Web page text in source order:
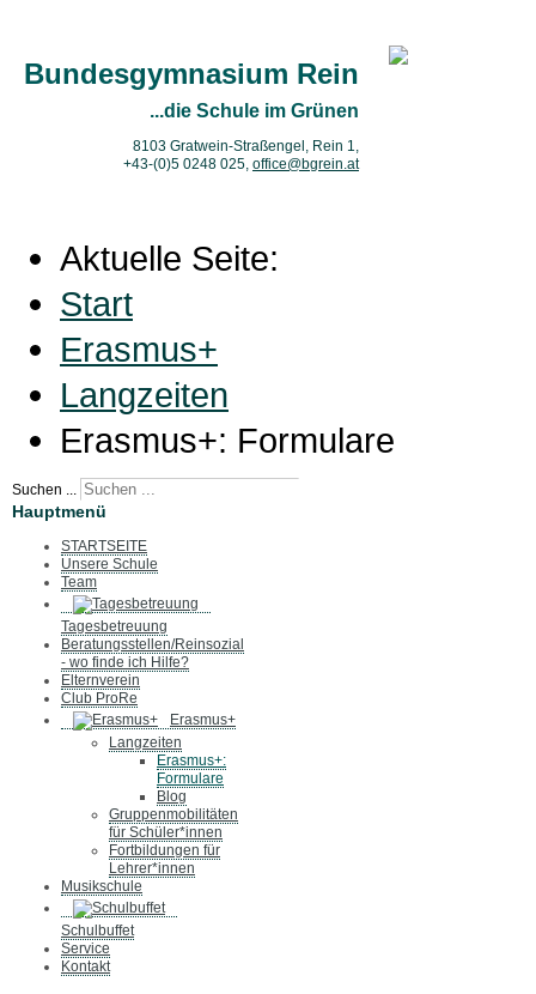
Bundesgymnasium Rein
...die Schule im Grünen
8103 Gratwein-Straßengel, Rein 1,
+43-(0)5 0248 025, office@bgrein.at
Aktuelle Seite:
Start
Erasmus+
Langzeiten
Erasmus+: Formulare
Suchen ...
Hauptmenü
STARTSEITE
Unsere Schule
Team
Tagesbetreuung
Beratungsstellen/Reinsozial
- wo finde ich Hilfe?
Elternverein
Club ProRe
Erasmus+
Langzeiten
Erasmus+:
Formulare
Blog
Gruppenmobilitäten
für Schüler*innen
Fortbildungen für
Lehrer*innen
Musikschule
Schulbuffet
Service
Kontakt